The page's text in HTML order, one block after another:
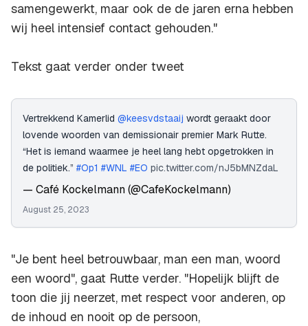
samengewerkt, maar ook de de jaren erna hebben
wij heel intensief contact gehouden."
Tekst gaat verder onder tweet
Vertrekkend Kamerlid @keesvdstaaij wordt geraakt door
lovende woorden van demissionair premier Mark Rutte.
“Het is iemand waarmee je heel lang hebt opgetrokken in
de politiek.” #Op1 #WNL #EO pic.twitter.com/nJ5bMNZdaL
— Café Kockelmann (@CafeKockelmann)
August 25, 2023
"Je bent heel betrouwbaar, man een man, woord
een woord", gaat Rutte verder. "Hopelijk blijft de
toon die jij neerzet, met respect voor anderen, op
de inhoud en nooit op de persoon,